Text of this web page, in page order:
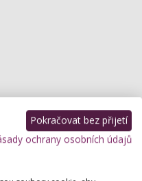
Pokračovat bez přijetí
ochrany osobních údajů